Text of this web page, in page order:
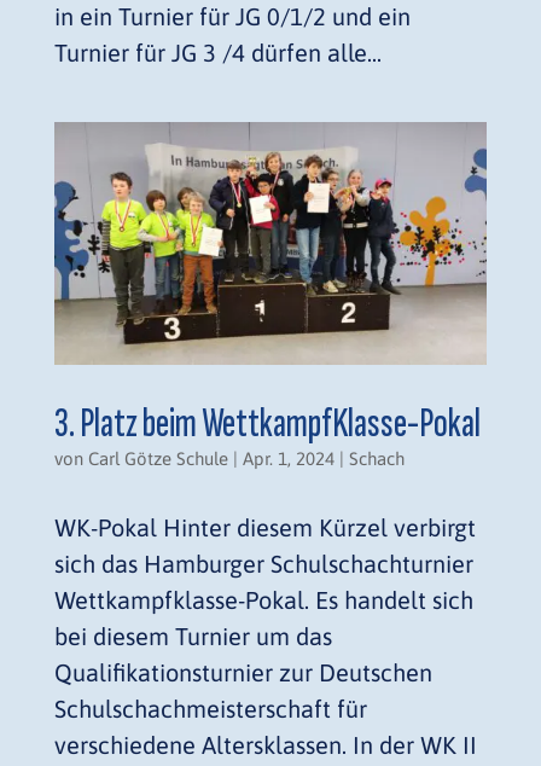
in ein Turnier für JG 0/1/2 und ein
Turnier für JG 3 /4 dürfen alle...
3. Platz beim WettkampfKlasse-Pokal
von Carl Götze Schule| Apr. 1, 2024| Schach
WK-Pokal Hinter diesem Kürzel verbirgt
sich das Hamburger Schulschachturnier
Wettkampfklasse-Pokal. Es handelt sich
bei diesem Turnier um das
Qualifikationsturnier zur Deutschen
Schulschachmeisterschaft für
verschiedene Altersklassen. In der WK II